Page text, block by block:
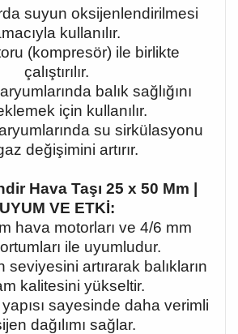
suyun oksijenlendirilmesi
kullanılır.
(kompresör) ile birlikte
çalıştırılır.
balık sağlığını
için kullanılır.
su sirkülasyonu
değişimini artırır.
Hava Taşı 25 x 50 Mm |
UYUM VE ETKİ:
hava motorları ve 4/6 mm
ile uyumludur.
artırarak balıkların
kalitesini yükseltir.
sayesinde daha verimli
dağılımı sağlar.